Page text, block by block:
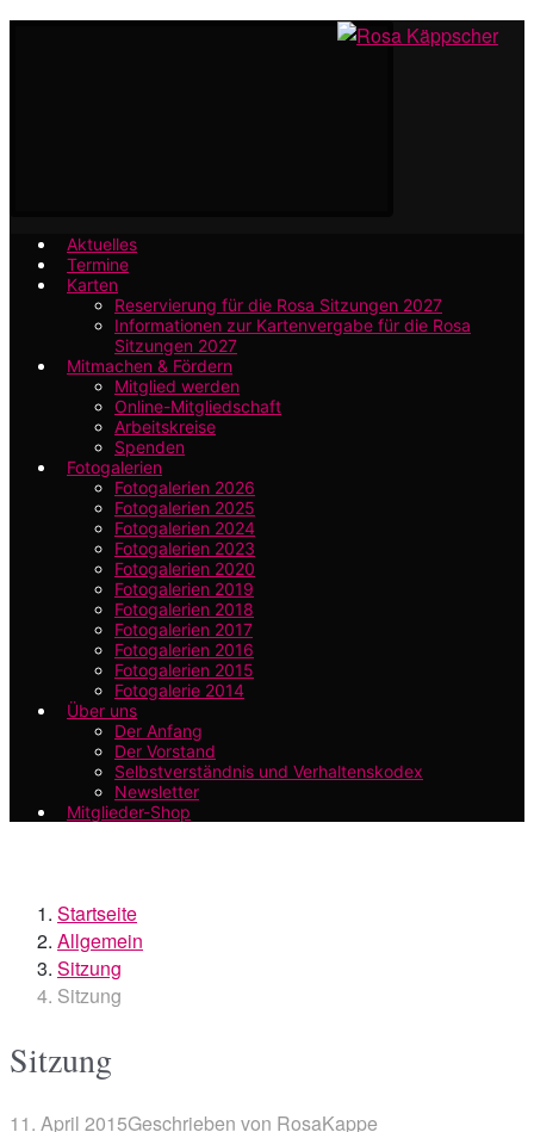
Aktuelles
Termine
Karten
Reservierung für die Rosa Sitzungen 2027
Informationen zur Kartenvergabe für die Rosa
Sitzungen 2027
Mitmachen & Fördern
Mitglied werden
Online-Mitgliedschaft
Arbeitskreise
Spenden
Fotogalerien
Fotogalerien 2026
Fotogalerien 2025
Fotogalerien 2024
Fotogalerien 2023
Fotogalerien 2020
Fotogalerien 2019
Fotogalerien 2018
Fotogalerien 2017
Fotogalerien 2016
Fotogalerien 2015
Fotogalerie 2014
Über uns
Der Anfang
Der Vorstand
Selbstverständnis und Verhaltenskodex
Newsletter
Mitglieder-Shop
Startseite
Allgemein
Sitzung
Sitzung
Sitzung
11. April 2015Geschrieben von RosaKappe